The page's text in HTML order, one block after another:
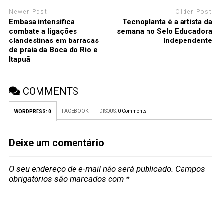
Newer Post
Embasa intensifica
combate a ligações
clandestinas em barracas
de praia da Boca do Rio e
Itapuã
Older Post
Tecnoplanta é a artista da
semana no Selo Educadora
Independente
COMMENTS
WORDPRESS: 0 FACEBOOK: DISQUS: 0 Comments
Deixe um comentário
O seu endereço de e-mail não será publicado. Campos
obrigatórios são marcados com *